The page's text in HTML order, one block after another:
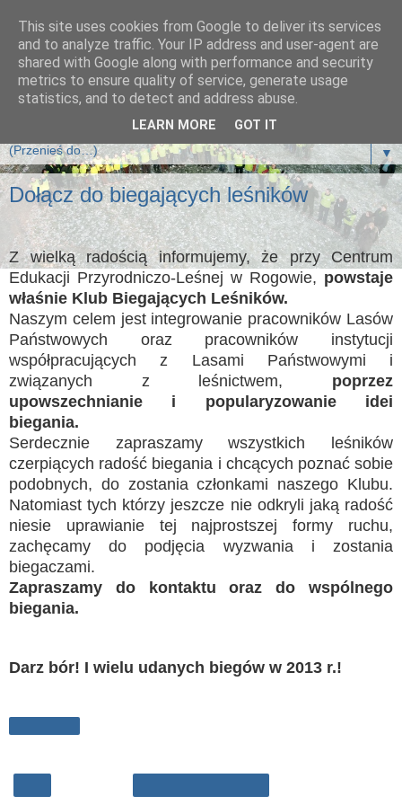
Klub Biegających Leśników
Klub Biegających Leśników jest klubem sportowym i działa
na zasadzie Stowarzyszenia.
▼
Dołącz do biegających leśników
Z wielką radością informujemy, że przy Centrum
Edukacji Przyrodniczo-Leśnej w Rogowie, powstaje
właśnie Klub Biegających Leśników.
Naszym celem jest integrowanie pracowników Lasów
Państwowych oraz pracowników instytucji
współpracujących z Lasami Państwowymi i
związanych z leśnictwem, poprzez
upowszechnianie i popularyzowanie idei
biegania.
Serdecznie zapraszamy wszystkich leśników
czerpiących radość biegania i chcących poznać sobie
podobnych, do zostania członkami naszego Klubu.
Natomiast tych którzy jeszcze nie odkryli jaką radość
niesie uprawianie tej najprostszej formy ruchu,
zachęcamy do podjęcia wyzwania i zostania
biegaczami.
Zapraszamy do kontaktu oraz do wspólnego
biegania.
Darz bór! I wielu udanych biegów w 2013 r.!
This site uses cookies from Google to deliver its services
and to analyze traffic. Your IP address and user-agent are
shared with Google along with performance and security
metrics to ensure quality of service, generate usage
statistics, and to detect and address abuse.
LEARN MORE GOT IT